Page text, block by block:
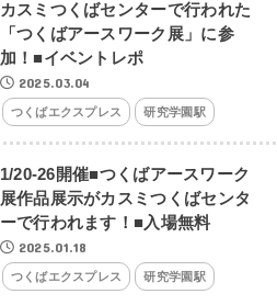
カスミつくばセンターで行われた
「つくばアースワーク展」に参
加！■イベントレポ
2025.03.04
つくばエクスプレス 研究学園駅
1/20-26開催■つくばアースワーク
展作品展示がカスミつくばセンタ
ーで行われます！■入場無料
2025.01.18
つくばエクスプレス 研究学園駅